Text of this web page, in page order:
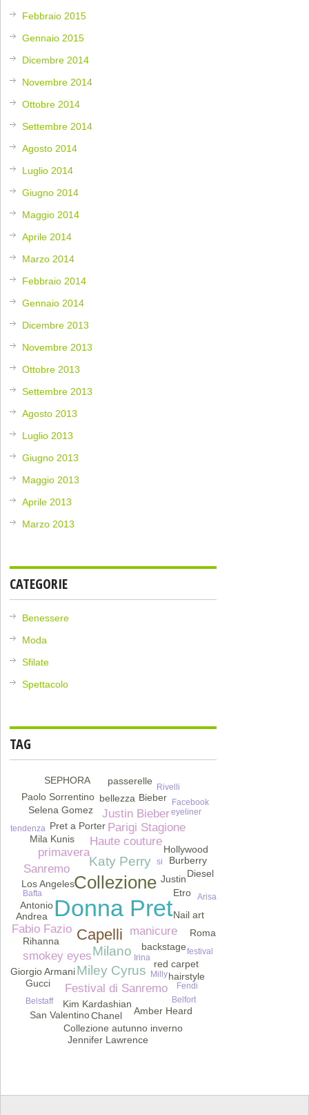
Febbraio 2015
Gennaio 2015
Dicembre 2014
Novembre 2014
Ottobre 2014
Settembre 2014
Agosto 2014
Luglio 2014
Giugno 2014
Maggio 2014
Aprile 2014
Marzo 2014
Febbraio 2014
Gennaio 2014
Dicembre 2013
Novembre 2013
Ottobre 2013
Settembre 2013
Agosto 2013
Luglio 2013
Giugno 2013
Maggio 2013
Aprile 2013
Marzo 2013
CATEGORIE
Benessere
Moda
Sfilate
Spettacolo
TAG
Donna Pret
Collezione
Capelli
Milano
Katy Perry
Miley Cyrus
Haute couture
manicure
Festival di Sanremo
primavera
Justin Bieber
Sanremo
Fabio Fazio
Parigi Stagione
smokey eyes
backstage
Kim Kardashian
red carpet
Justin
Pret a Porter
Los Angeles
Antonio
bellezza
Chanel
Collezione autunno inverno
Hollywood
Jennifer Lawrence
Paolo Sorrentino
Rihanna
Amber Heard
Burberry
Giorgio Armani hairstyle
Mila Kunis
Nail art
passerelle
San Valentino
Selena Gomez
SEPHORA
Andrea
Bieber
Diesel
Etro
Gucci
Roma
Belfort
eyeliner
Fendi
si
tendenza
Arisa
Belstaff
Facebook
festival
Irina
Milly
Rivelli
Bafta